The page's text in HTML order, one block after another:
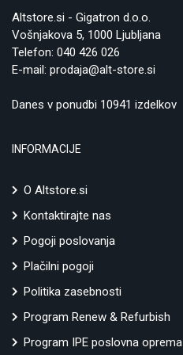
Altstore.si - Gigatron d.o.o.
Vošnjakova 5, 1000 Ljubljana
Telefon: 040 426 026
E-mail: prodaja@alt-store.si
Danes v ponudbi 10941 izdelkov
INFORMACIJE
O Altstore.si
Kontaktirajte nas
Pogoji poslovanja
Plačilni pogoji
Politika zasebnosti
Program Renew & Refurbish
Program IPE poslovna oprema